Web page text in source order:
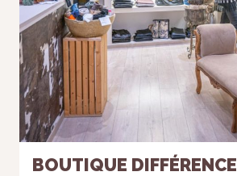
BOUTIQUE DIFFÉRENCE